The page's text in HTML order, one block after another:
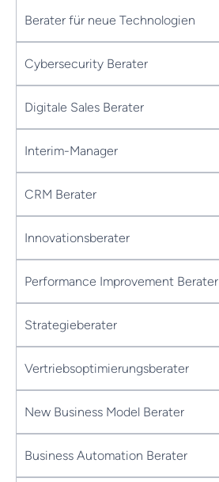
Berater für neue Technologien
Cybersecurity Berater
Digitale Sales Berater
Interim-Manager
CRM Berater
Innovationsberater
Performance Improvement Berater
Strategieberater
Vertriebsoptimierungsberater
New Business Model Berater
Business Automation Berater